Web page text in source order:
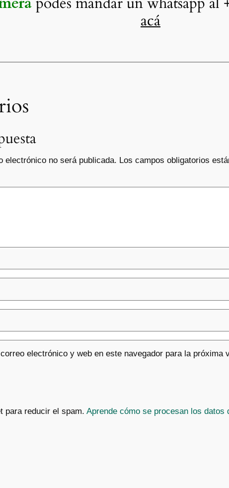
acá
electrónico no será publicada. Los campos obligatorios
electrónico y web en este navegador para la próxima
para reducir el spam. Aprende cómo se procesan los datos